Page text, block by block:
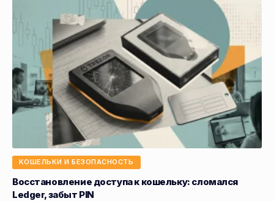
КОШЕЛЬКИ И БЕЗОПАСНОСТЬ
Восстановление доступа к кошельку: сломался
Ledger, забыт PIN